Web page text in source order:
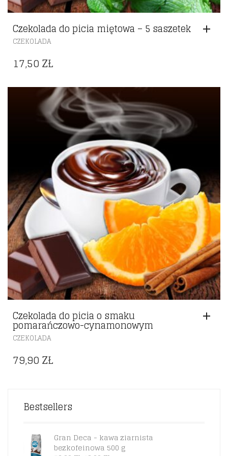
Czekolada do picia miętowa – 5 saszetek
CZEKOLADA
17,50ZŁ
Czekolada do picia o smaku
pomarańczowo-cynamonowym
CZEKOLADA
79,90ZŁ
Bestsellers
Gran Deca - kawa ziarnista
bezkofeinowa 500 g